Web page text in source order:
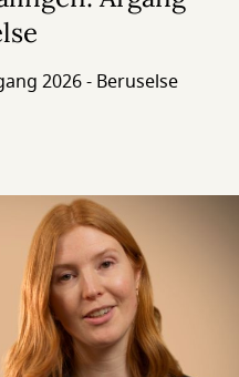
2026 - Beruselse